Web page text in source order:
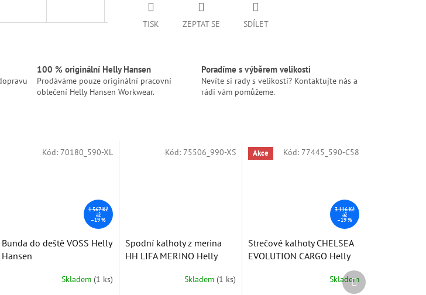
TISK ZEPTAT SE SDÍLET
100 % originální Helly Hansen
Prodáváme pouze originální pracovní
oblečení Helly Hansen Workwear.
Poradíme s výběrem velikosti
Nevíte si rady s velikostí? Kontaktujte nás a
rádi vám pomůžeme.
1 567 Kč
až
–19 %
Bunda do deště VOSS Helly
Hansen
Skladem (1 ks)
Kód: 70180_590-XL
Spodní kalhoty z merina
HH LIFA MERINO Helly
Skladem(1 ks)
Kód: 75506_990-XS
Akce
3 116 Kč
až
–19 %
Strečové kalhoty CHELSEA
EVOLUTION CARGO Helly
Skladem
Kód: 77445_590-C58
Další
produkt